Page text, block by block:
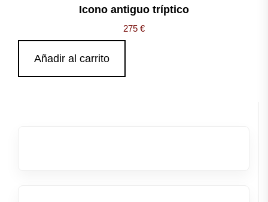
Icono antiguo tríptico
275 €
Añadir al carrito